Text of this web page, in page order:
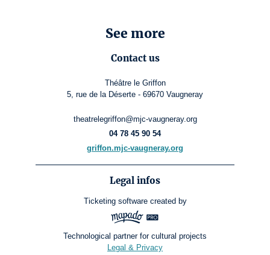
See more
Contact us
Théâtre le Griffon
5, rue de la Déserte - 69670 Vaugneray
theatrelegriffon@mjc-vaugneray.org
04 78 45 90 54
griffon.mjc-vaugneray.org
Legal infos
Ticketing software created by
Technological partner for cultural projects
Legal & Privacy